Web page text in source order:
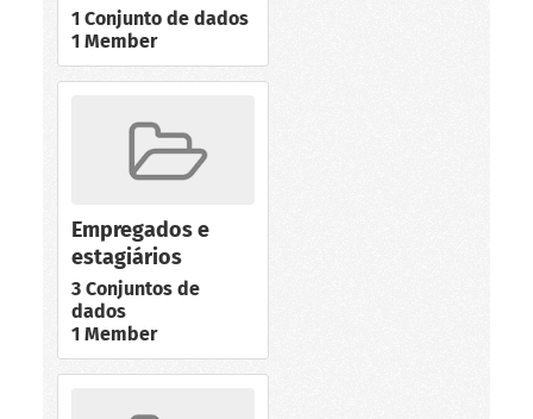
1 Conjunto de dados
1 Member
Empregados e
estagiários
3 Conjuntos de
dados
1 Member